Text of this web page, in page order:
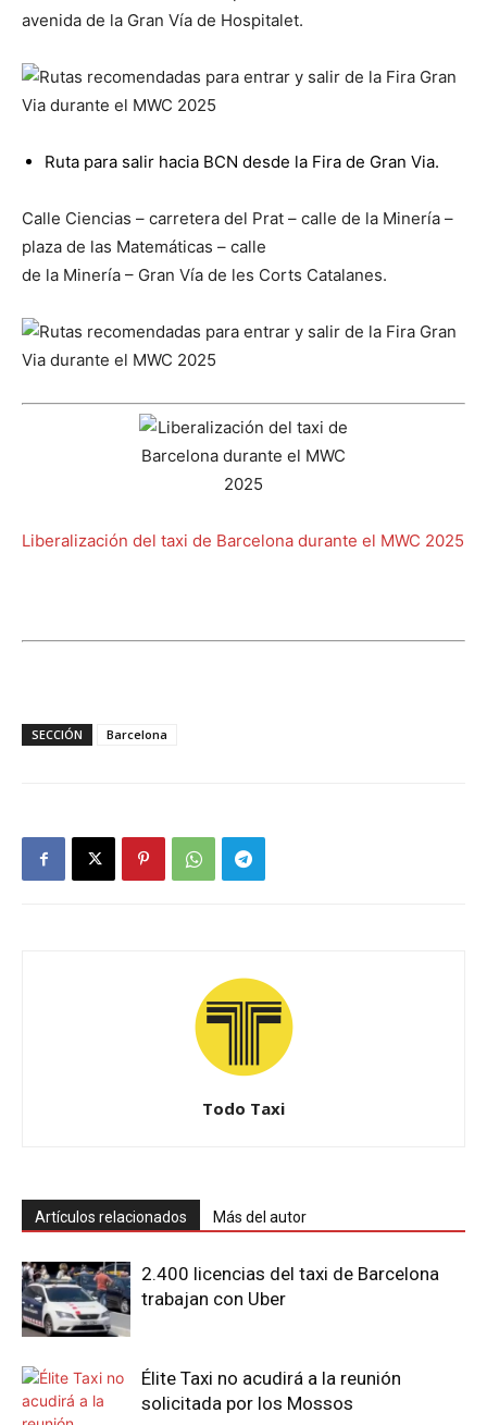
avenida de la Gran Vía de Hospitalet.
Ruta para salir hacia BCN desde la Fira de Gran Via.
Calle Ciencias – carretera del Prat – calle de la Minería –
plaza de las Matemáticas – calle
de la Minería – Gran Vía de les Corts Catalanes.
Liberalización del taxi de Barcelona durante el MWC 2025
SECCIÓN Barcelona
Todo Taxi
Artículos relacionados Más del autor
2.400 licencias del taxi de Barcelona
trabajan con Uber
Élite Taxi no acudirá a la reunión
solicitada por los Mossos